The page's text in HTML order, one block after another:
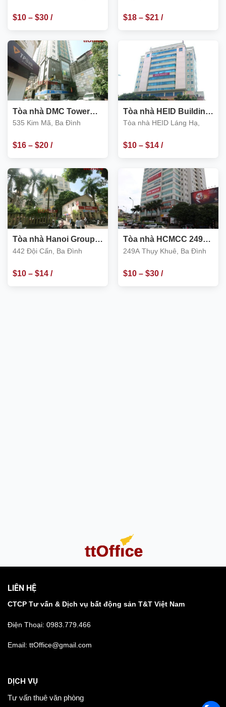
$10– $30/
m2
$18– $21/
Tòa nhà DMC Tower
535 Kim Mã, Ba Đình
535 Kim Mã, Ba Đình
$16– $20/
m2
Tòa nhà HEID Building
Láng Hạ, Ba Đình
Tòa nhà HEID Láng Hạ,
$10– $14/
Tòa nhà Hanoi Group
442 Đội Cấn, Ba Đình
442 Đội Cấn, Ba Đình
$10– $14/
Tòa nhà HCMCC 249A
Thụy Khuê, Ba Đình
249A Thụy Khuê, Ba Đình
$10– $30/
LIÊN HỆ
CTCP Tư vấn & Dịch vụ bất động sản T&T Việt Nam
Điện Thoại: 0983.779.466
Email: ttOffice@gmail.com
DỊCH VỤ
Tư vấn thuê văn phòng